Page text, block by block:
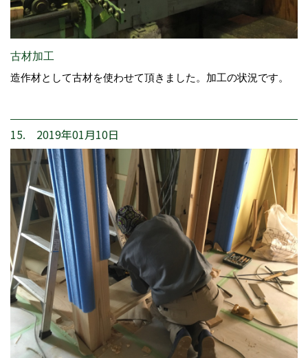
古材加工
造作材として古材を使わせて頂きました。加工の状況です。
15. 2019年01月10日